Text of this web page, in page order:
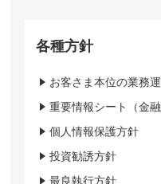
各種方針
お客さま本位の業務
重要情報シート（金融
個人情報保護方針
投資勧誘方針
最良執行方針